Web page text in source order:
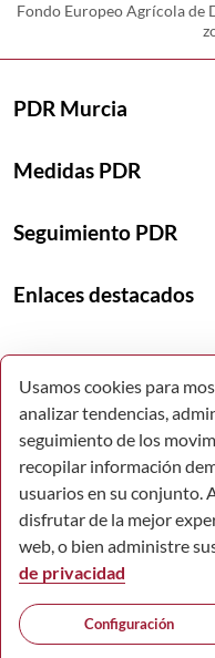
Fondo Europeo Agrícola de
PDR Murcia
Medidas PDR
Seguimiento PDR
Enlaces destacados
© Todos
Comunidad
Usamos cookies para
analizar tendencias,
seguimiento de los
recopilar información
usuarios en su conjunto.
disfrutar de la mejor
web, o bien administre
de privacidad
Configuración